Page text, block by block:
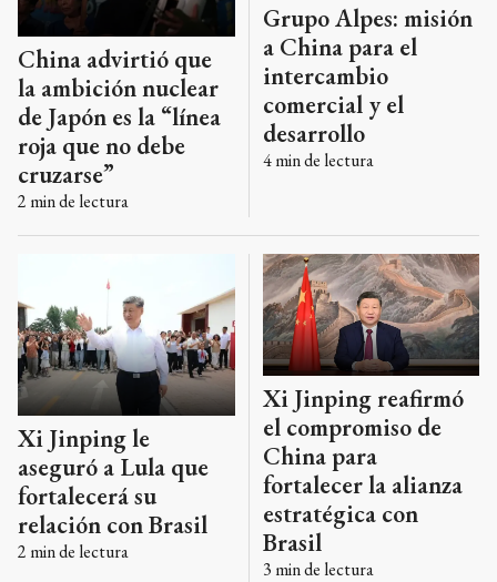
China advirtió que
la ambición nuclear
de Japón es la “línea
roja que no debe
cruzarse”
2 min de lectura
Grupo Alpes: misión
a China para el
intercambio
comercial y el
desarrollo
4min de lectura
Xi Jinping le
aseguró a Lula que
fortalecerá su
relación con Brasil
2 min de lectura
Xi Jinping reafirmó
el compromiso de
China para
fortalecer la alianza
estratégica con
Brasil
3 min de lectura